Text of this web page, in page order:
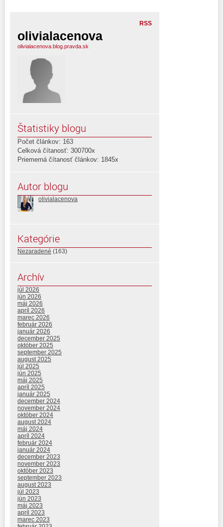
RSS
olivialacenova
olivialacenova.blog.pravda.sk
Štatistiky blogu
Počet článkov: 163
Celková čítanosť: 300700x
Priemerná čítanosť článkov: 1845x
Autor blogu
olivialacenova
Kategórie
Nezaradené (163)
Archív
júl 2026
jún 2026
máj 2026
apríl 2026
marec 2026
február 2026
január 2026
december 2025
október 2025
september 2025
august 2025
júl 2025
jún 2025
máj 2025
apríl 2025
január 2025
december 2024
november 2024
október 2024
august 2024
máj 2024
apríl 2024
február 2024
január 2024
december 2023
november 2023
október 2023
september 2023
august 2023
júl 2023
jún 2023
máj 2023
apríl 2023
marec 2023